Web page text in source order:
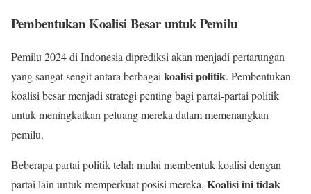
Pembentukan Koalisi Besar untuk Pemilu
Pemilu 2024 di Indonesia diprediksi akan menjadi pertarungan
yang sangat sengit antara berbagaikoalisi politik. Pembentukan
koalisi besar menjadi strategi penting bagi partai-partai politik
untuk meningkatkan peluang mereka dalam memenangkan
pemilu.
Beberapa partai politik telah mulai membentuk koalisi dengan
partai lain untuk memperkuat posisi mereka. Koalisi ini tidak